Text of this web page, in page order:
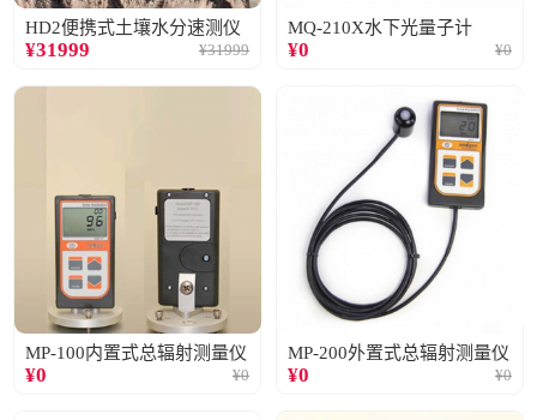
HD2便携式土壤水分速测仪
¥31999 ¥31999
MQ-210X水下光量子计
¥0 ¥0
MP-100内置式总辐射测量仪
¥0 ¥0
MP-200外置式总辐射测量仪
¥0 ¥0